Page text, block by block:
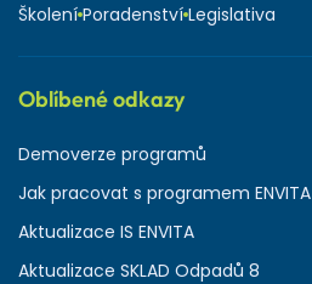
Školení Poradenství Legislativa
Oblíbené odkazy
Demoverze programů
Jak pracovat s programem ENVITA
Aktualizace IS ENVITA
Aktualizace SKLAD Odpadů 8